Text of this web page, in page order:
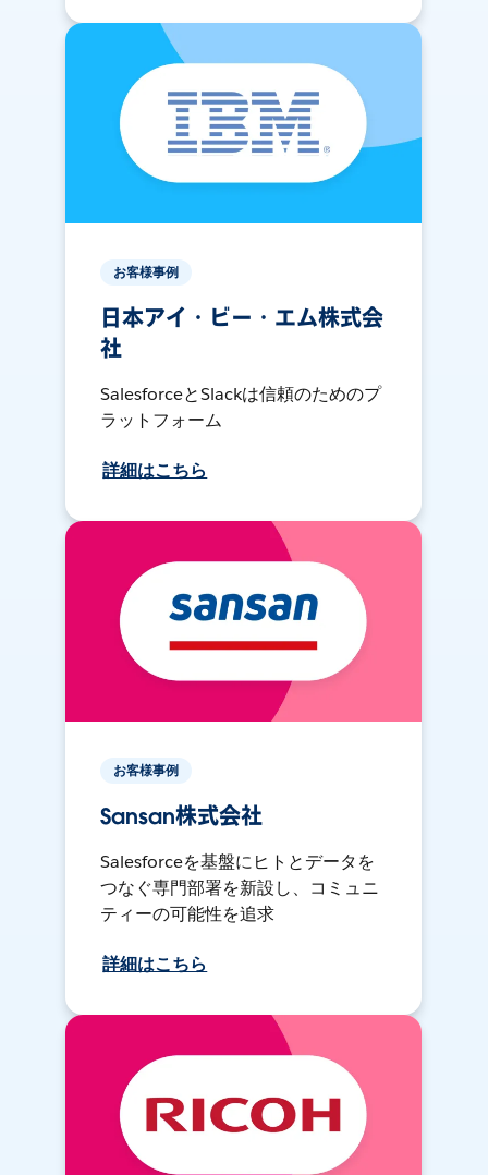
お客様事例
日本アイ・ビー・エム株式会
社
SalesforceとSlackは信頼のためのプ
ラットフォーム
詳細はこちら
お客様事例
Sansan株式会社
Salesforceを基盤にヒトとデータを
つなぐ専門部署を新設し、コミュニ
ティーの可能性を追求
詳細はこちら